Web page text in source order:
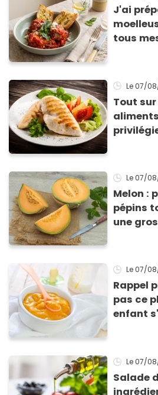
J'ai
tous
Le 07/
Tout
Le 07/
Melon :
pépins
une
Le 07/
Rappel
pas ce
enfant
Le 07/
Salade